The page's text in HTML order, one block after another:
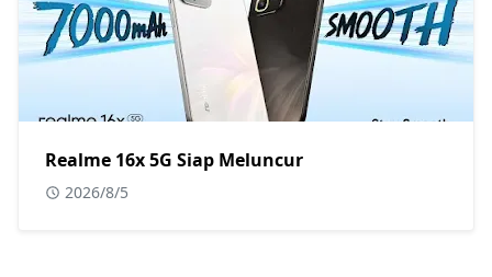
Realme 16x 5G Siap Meluncur
2026/8/5